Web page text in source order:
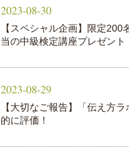
2023-08-30
【スペシャル企画】限定200
当の中級検定講座プレゼント
2023-08-29
【大切なご報告】「伝え方
的に評価！